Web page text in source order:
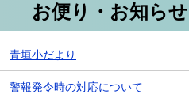
お便り・お知らせ
青垣小だより
警報発令時の対応について